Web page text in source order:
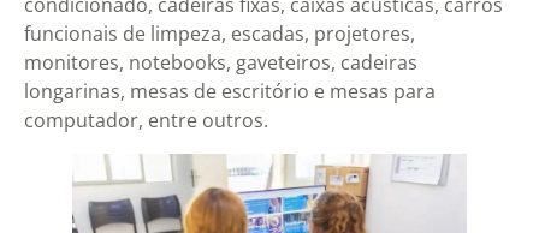
funcionais de limpeza, escadas, projetores,
monitores, notebooks, gaveteiros, cadeiras
longarinas, mesas de escritório e mesas para
computador, entre outros.